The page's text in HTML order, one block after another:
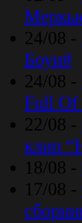
24/08 -
Боуи#
24/08 -
Full Of
22/08 -
клип
18/08 -
17/08 -